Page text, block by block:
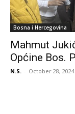
Bosna i Hercegovina
Mahmut
Općine Bos.
N.S. - October 28, 2024